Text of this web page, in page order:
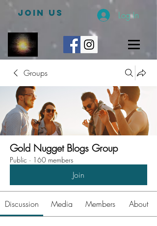
JOIN US Log In
Groups
Gold Nugget Blogs Group
Public · 160 members
Join
Discussion Media Members About